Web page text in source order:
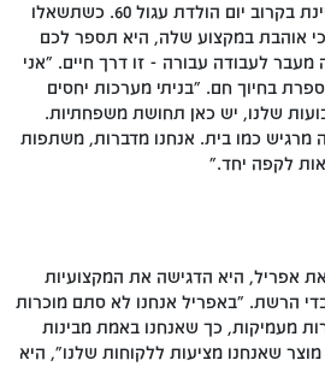
וסבתא לנכדה ראשונה, ומציינת בקרוב יום הולדת עגול 60. כשתשאלו
אוהבת במקצוע שלה, היא תספר לכם
לעבודה עבורה - זו דרך חיים. "אני
בחיוך חם. ״בניתי מערכות יחסים
שלנו, יש כאן תחושת משפחתיות.
מרגיש כמו בית. אנחנו מדברות, משתפות
לקפה יחד."
אפריל, היא הדגישה את המקצועיות
הרשת. "באפריל אנחנו לא סתם מוכרות
מעמיקות, כך שאנחנו באמת מבינות
שאנחנו מציעות ללקוחות שלנו", היא